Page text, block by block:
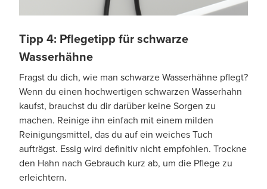
Tipp 4: Pflegetipp für schwarze
Wasserhähne
Fragst du dich, wie man schwarze Wasserhähne pflegt?
Wenn du einen hochwertigen schwarzen Wasserhahn
kaufst, brauchst du dir darüber keine Sorgen zu
machen. Reinige ihn einfach mit einem milden
Reinigungsmittel, das du auf ein weiches Tuch
aufträgst. Essig wird definitiv nicht empfohlen. Trockne
den Hahn nach Gebrauch kurz ab, um die Pflege zu
erleichtern.